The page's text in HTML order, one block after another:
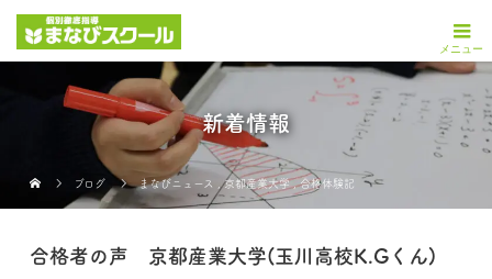
新着情報
ブログ まなびニュース ,京都産業大学 ,合格体験記
合格者の声 京都産業大学(玉川高校K.Gくん)